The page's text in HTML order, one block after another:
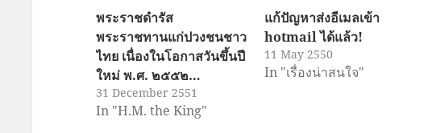
พระราชดำรัส
พระราชทานแก่ปวงชนชาว
ไทย เนื่องในโอกาสวันขึ้นปี
ใหม่ พ.ศ. ๒๕๕๒…
31 December 2551
In "H.M. the King"
แก้ปัญหาส่งอีเมลเข้า
hotmail ได้แล้ว!
11 May 2550
In "เรื่องน่าสนใจ"